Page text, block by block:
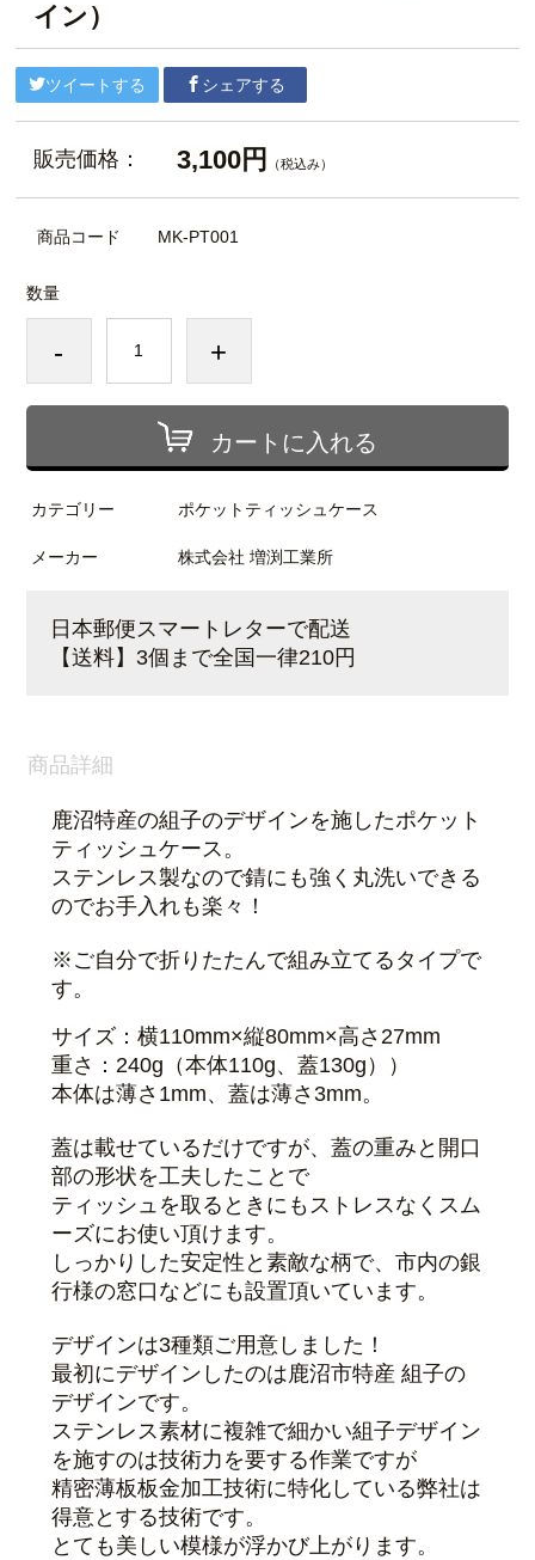
イン）
ツイートする シェアする
販売価格： 3,100円 （税込み）
商品コード MK-PT001
数量
- +
カートに入れる
カテゴリー ポケットティッシュケース
メーカー 株式会社 増渕工業所
日本郵便スマートレターで配送
【送料】3個まで全国一律210円
商品詳細
鹿沼特産の組子のデザインを施したポケット
ティッシュケース。
ステンレス製なので錆にも強く丸洗いできる
のでお手入れも楽々！
※ご自分で折りたたんで組み立てるタイプで
す。
サイズ：横110mm×縦80mm×高さ27mm
重さ：240g（本体110g、蓋130g））
本体は薄さ1mm、蓋は薄さ3mm。
蓋は載せているだけですが、蓋の重みと開口
部の形状を工夫したことで
ティッシュを取るときにもストレスなくスム
ーズにお使い頂けます。
しっかりした安定性と素敵な柄で、市内の銀
行様の窓口などにも設置頂いています。
デザインは3種類ご用意しました！
最初にデザインしたのは鹿沼市特産 組子の
デザインです。
ステンレス素材に複雑で細かい組子デザイン
を施すのは技術力を要する作業ですが
精密薄板板金加工技術に特化している弊社は
得意とする技術です。
とても美しい模様が浮かび上がります。